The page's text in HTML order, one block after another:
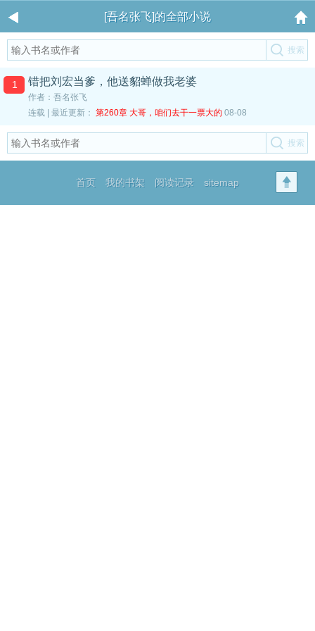
[吾名张飞]的全部小说
1 错把刘宏当爹，他送貂蝉做我老婆
作者：吾名张飞
连载 | 最近更新： 第260章 大哥，咱们去干一票大的 08-08
首页 我的书架 阅读记录 sitemap